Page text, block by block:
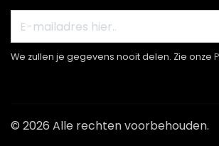
We zullen je gegevens nooit delen. Zie onze
© 2026 Alle rechten voorbehouden.